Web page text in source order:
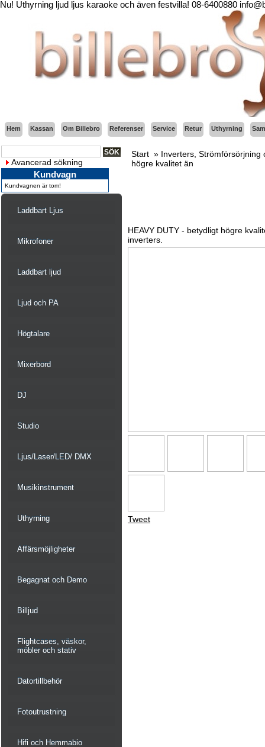
Nu! Uthyrning ljud ljus karaoke och även festvilla! 08-6400880
Hem Kassan Om Billebro Referenser Service Retur Uthyrning
Avancerad sökning
Kundvagn
Kundvagnen är tom!
Laddbart Ljus
Mikrofoner
Laddbart ljud
Ljud och PA
Högtalare
Mixerbord
DJ
Studio
Ljus/Laser/LED/ DMX
Musikinstrument
Uthyrning
Affärsmöjligheter
Begagnat och Demo
Billjud
Flightcases, väskor,
möbler och stativ
Datortillbehör
Fotoutrustning
Hifi och Hemmabio
Start » Inverters, Strömförsörjning
högre kvalitet än
HEAVY DUTY - betydligt högre
inverters.
Tweet